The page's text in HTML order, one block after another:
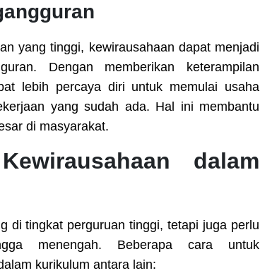
yang tinggi, kewirausahaan dapat menjadi
Dengan memberikan keterampilan
lebih percaya diri untuk memulai usaha
yang sudah ada. Hal ini membantu
di masyarakat.
dalam
di tingkat perguruan tinggi, tetapi juga perlu
menengah. Beberapa cara untuk
kurikulum antara lain: